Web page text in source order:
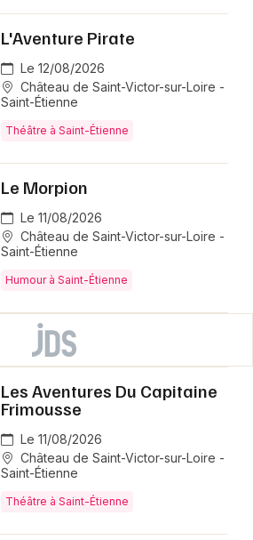
L'Aventure Pirate
Le 12/08/2026
Château de Saint-Victor-sur-Loire -
Saint-Étienne
Théâtre à Saint-Étienne
Le Morpion
Le 11/08/2026
Château de Saint-Victor-sur-Loire -
Saint-Étienne
Humour à Saint-Étienne
Les Aventures Du Capitaine
Frimousse
Le 11/08/2026
Château de Saint-Victor-sur-Loire -
Saint-Étienne
Théâtre à Saint-Étienne